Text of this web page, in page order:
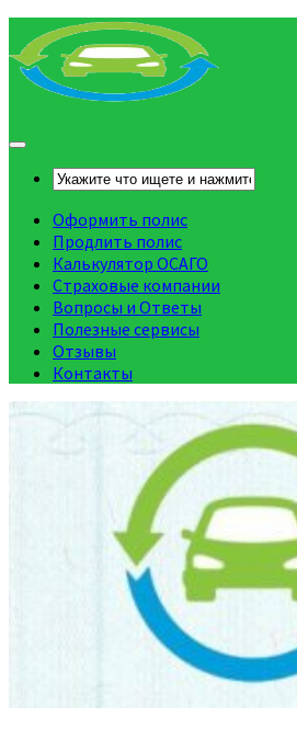
Оформить полис
Продлить полис
Калькулятор ОСАГО
Страховые компании
Вопросы и Ответы
Полезные сервисы
Отзывы
Контакты